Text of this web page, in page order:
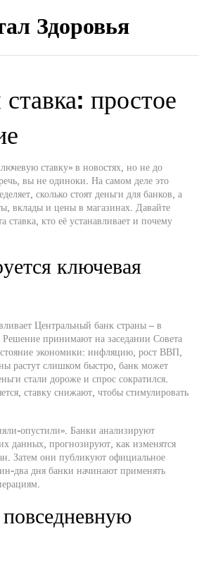
Здоровья
простое
ставку» в новостях, но не до
вы не одиноки. На самом деле это
сколько стоят деньги для банков, а
вклады и цены в магазинах. Давайте
ставка, кто её устанавливает и почему
ключевая
Центральный банк страны – в
принимают на заседании Совета
экономики: инфляцию, рост ВВП,
растут слишком быстро, банк может
стали дороже и спрос сократился.
ставку снижают, чтобы стимулировать
Банки анализируют
данных, прогнозируют, как изменятся
Затем они публикуют официальное
дня банки начинают применять